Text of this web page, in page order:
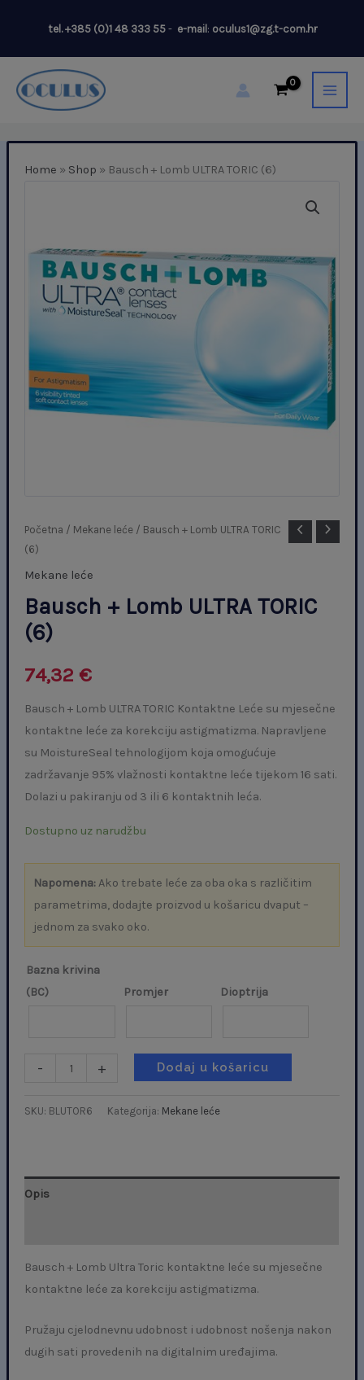
content
tel.+385 (0)1 48 333 55- e-mail: oculus1@zg.t-com.hr
Home » Shop » Bausch + Lomb ULTRA TORIC (6)
Početna / Mekane leće / Bausch + Lomb ULTRA TORIC
(6)
Mekane leće
Bausch + Lomb ULTRA TORIC
(6)
74,32 €
Bausch + Lomb ULTRA TORIC Kontaktne Leće su mjesečne
kontaktne leće za korekciju astigmatizma. Napravljene
su MoistureSeal tehnologijom koja omogućuje
zadržavanje 95% vlažnosti kontaktne leće tijekom 16 sati.
Dolazi u pakiranju od 3 ili 6 kontaktnih leća.
Dostupno uz narudžbu
Napomena:Ako trebate leće za oba oka s različitim
parametrima, dodajte proizvod u košaricu dvaput –
jednom za svako oko.
Bazna krivina
(BC)
Promjer Dioptrija
-
Bausch
+
Lomb
ULTRA
TORIC
(6)
+ Dodaj u košaricu
SKU: BLUTOR6 Kategorija: Mekane leće
Opis
Bausch + Lomb Ultra Toric kontaktne leće su mjesečne
kontaktne leće za korekciju astigmatizma.
Pružaju cjelodnevnu udobnost i udobnost nošenja nakon
dugih sati provedenih na digitalnim uređajima.